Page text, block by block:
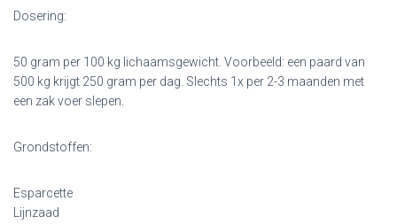
Dosering:
50 gram per 100 kg lichaamsgewicht. Voorbeeld: een paard van
500 kg krijgt 250 gram per dag. Slechts 1x per 2-3 maanden met
een zak voer slepen.
Grondstoffen:
Esparcette
Lijnzaad